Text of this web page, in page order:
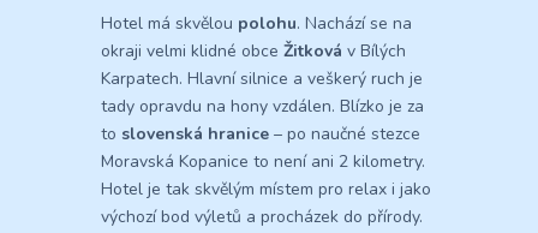
Hotel má skvělou polohu. Nachází se na
okraji velmi klidné obce Žitková v Bílých
Karpatech. Hlavní silnice a veškerý ruch je
tady opravdu na hony vzdálen. Blízko je za
to slovenská hranice – po naučné stezce
Moravská Kopanice to není ani 2 kilometry.
Hotel je tak skvělým místem pro relax i jako
výchozí bod výletů a procházek do přírody.